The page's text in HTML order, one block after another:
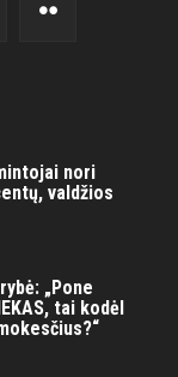
nori
valdžios
„Pone
tai kodėl